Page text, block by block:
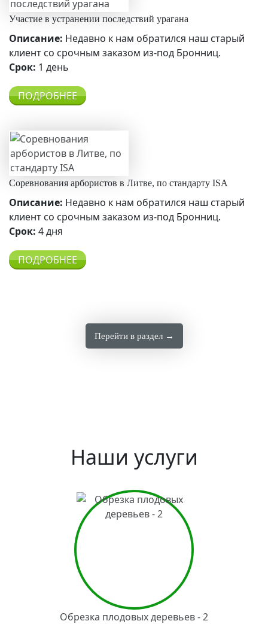
Участие в устранении последствий урагана
Описание: Недавно к нам обратился наш старый
клиент со срочным заказом из-под Бронниц.
Срок: 1 день
ПОДРОБНЕЕ
Соревнования арбористов в Литве, по стандарту ISA
Описание: Недавно к нам обратился наш старый
клиент со срочным заказом из-под Бронниц.
Срок: 4 дня
ПОДРОБНЕЕ
Перейти в раздел →
Наши услуги
Обрезка плодовых деревьев - 2